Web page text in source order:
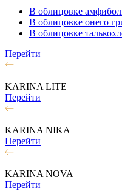
В облицовке
В облицовке онего
В облицовке
Перейти
KARINA LITE
Перейти
KARINA NIKA
Перейти
KARINA NOVA
Перейти